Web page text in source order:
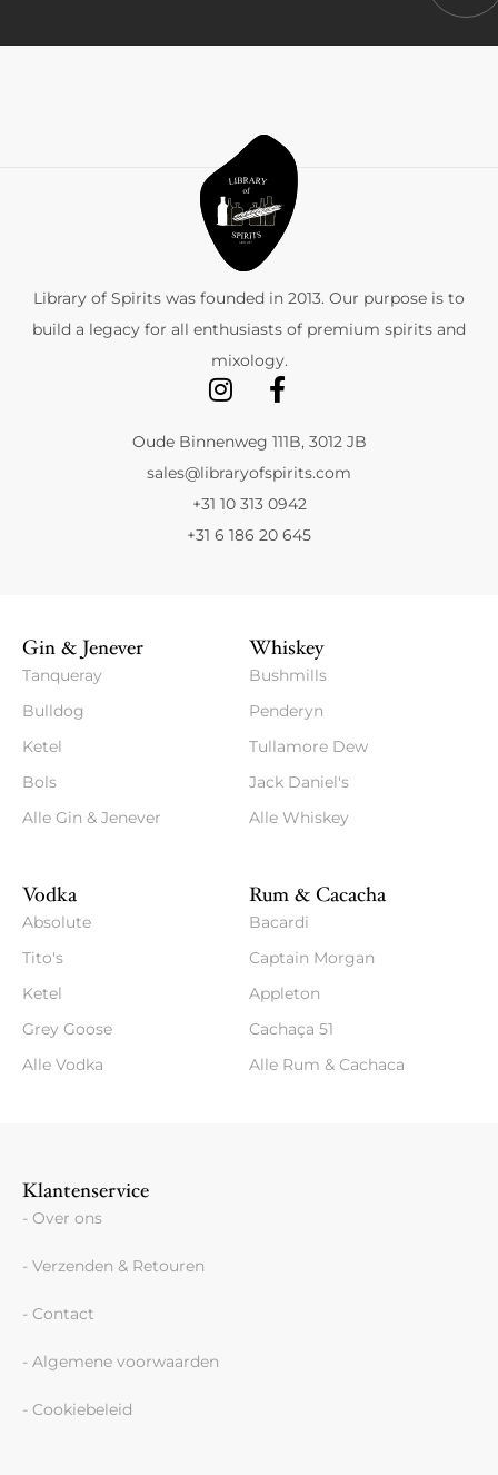
Library of Spirits was founded in 2013. Our purpose is to
build a legacy for all enthusiasts of premium spirits and
mixology.
Oude Binnenweg 111B, 3012 JB
sales@libraryofspirits.com
+31 10 313 0942
+31 6 186 20 645
Gin & Jenever
Tanqueray
Bulldog
Ketel
Bols
Alle Gin & Jenever
Whiskey
Bushmills
Penderyn
Tullamore Dew
Jack Daniel's
Alle Whiskey
Vodka
Absolute
Tito's
Ketel
Grey Goose
Alle Vodka
Rum & Cacacha
Bacardi
Captain Morgan
Appleton
Cachaça 51
Alle Rum & Cachaca
Klantenservice
- Over ons
- Verzenden & Retouren
- Contact
- Algemene voorwaarden
- Cookiebeleid